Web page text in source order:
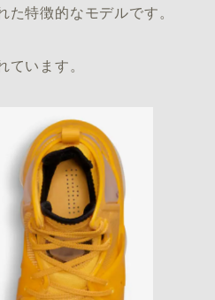
た特徴的なモデルです。
ています。